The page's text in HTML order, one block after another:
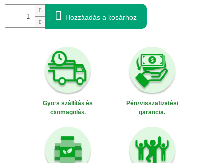
Hozzáadás a kosárhoz
Gyors szállítás és
csomagolás.
Pénzvisszafizetési
garancia.